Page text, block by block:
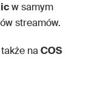
w samym
streamów.
naCOS